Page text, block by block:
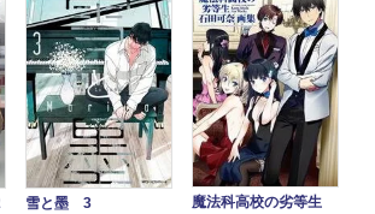
雪と墨 3
魔法科高校の劣等生